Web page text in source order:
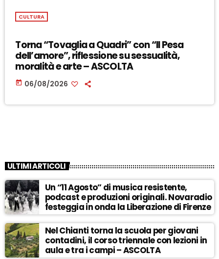
CULTURA
Torna “Tovaglia a Quadri” con “Il Pesa
dell’amore”, riflessione su sessualità,
moralità e arte – ASCOLTA
today 06/08/2026
ULTIMI ARTICOLI
Un “11 Agosto” di musica resistente,
podcast e produzioni originali. Novaradio
festeggia in onda la Liberazione di Firenze
Nel Chianti torna la scuola per giovani
contadini, il corso triennale con lezioni in
aula e tra i campi – ASCOLTA